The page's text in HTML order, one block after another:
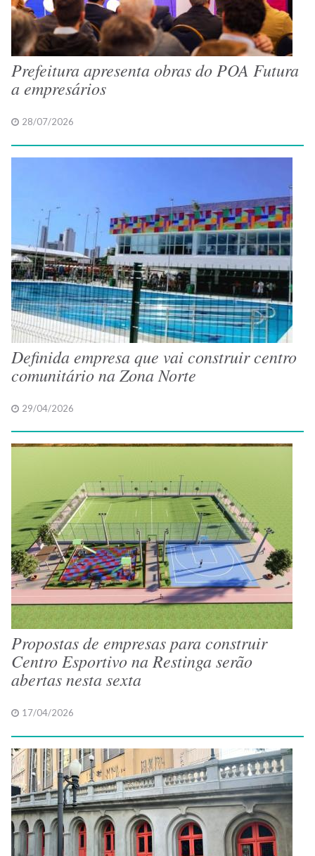
Prefeitura apresenta obras do POA Futura
a empresários
28/07/2026
Definida empresa que vai construir centro
comunitário na Zona Norte
29/04/2026
Propostas de empresas para construir
Centro Esportivo na Restinga serão
abertas nesta sexta
17/04/2026